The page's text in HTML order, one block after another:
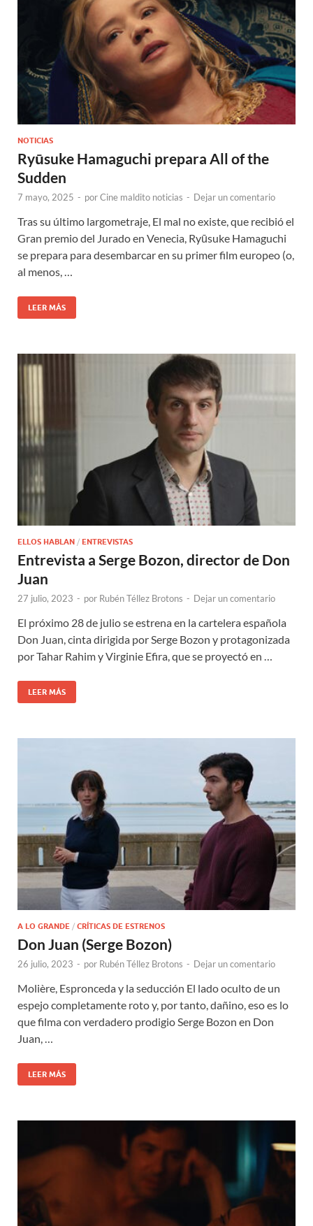
NOTICIAS
Ryūsuke Hamaguchi prepara All of the
Sudden
7 mayo, 2025 - porCine maldito noticias - Dejar un comentario
Tras su último largometraje, El mal no existe, que recibió el
Gran premio del Jurado en Venecia, Ryūsuke Hamaguchi
se prepara para desembarcar en su primer film europeo (o,
al menos, …
LEER MÁS
ELLOS HABLAN / ENTREVISTAS
Entrevista a Serge Bozon, director de Don
Juan
27 julio, 2023 - por Rubén Téllez Brotons - Dejar un comentario
El próximo 28 de julio se estrena en la cartelera española
Don Juan, cinta dirigida por Serge Bozon y protagonizada
por Tahar Rahim y Virginie Efira, que se proyectó en …
LEER MÁS
A LO GRANDE / CRÍTICAS DE ESTRENOS
Don Juan (Serge Bozon)
26 julio, 2023 - por Rubén Téllez Brotons - Dejar un comentario
Molière, Espronceda y la seducción El lado oculto de un
espejo completamente roto y, por tanto, dañino, eso es lo
que filma con verdadero prodigio Serge Bozon en Don
Juan, …
LEER MÁS